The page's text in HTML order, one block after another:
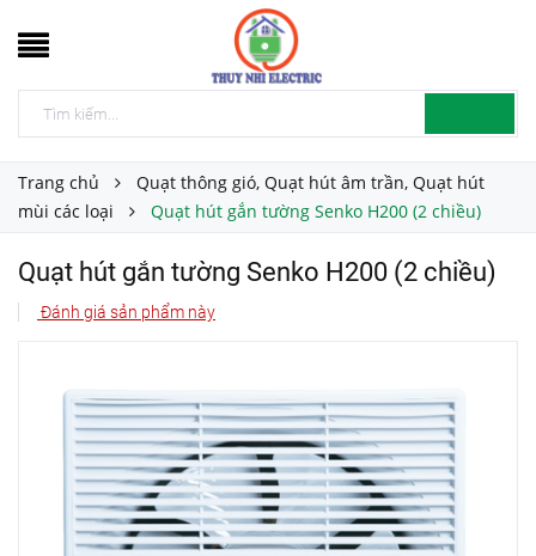
Trang chủ
Quạt thông gió, Quạt hút âm trần, Quạt hút
mùi các loại
Quạt hút gắn tường Senko H200 (2 chiều)
Quạt hút gắn tường Senko H200 (2 chiều)
Đánh giá sản phẩm này